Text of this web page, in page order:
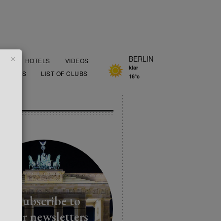
BERLIN
klar
16°c
HOTELS
VIDEOS
LIST OF CLUBS
Subscribe to
our newsletters
×